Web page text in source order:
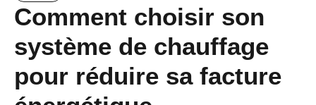
Comment choisir son
système de chauffage
pour réduire sa facture